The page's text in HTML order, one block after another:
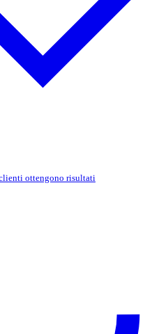
ottengono risultati